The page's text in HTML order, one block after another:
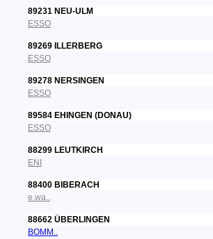
89231 NEU-ULM
ESSO
89269 ILLERBERG
ESSO
89278 NERSINGEN
ESSO
89584 EHINGEN (DONAU)
ESSO
88299 LEUTKIRCH
ENI
88400 BIBERACH
e.wa..
88662 ÜBERLINGEN
BOMM..